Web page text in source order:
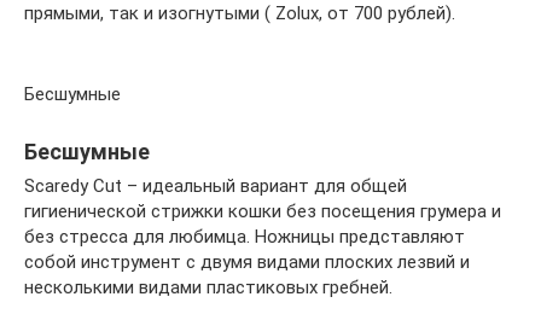
прямыми, так и изогнутыми ( Zolux, от 700 рублей).
Бесшумные
Бесшумные
Scaredy Cut – идеальный вариант для общей
гигиенической стрижки кошки без посещения грумера и
без стресса для любимца. Ножницы представляют
собой инструмент с двумя видами плоских лезвий и
несколькими видами пластиковых гребней.